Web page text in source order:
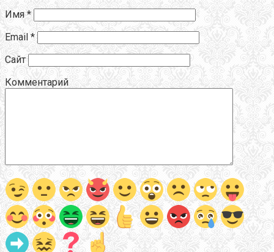
Имя *
Email *
Сайт
Комментарий